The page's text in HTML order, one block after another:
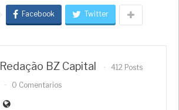
Facebook Twitter
Redação BZ Capital
412 Posts
0 Comentarios